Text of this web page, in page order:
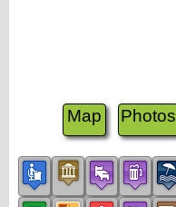
Map Photos